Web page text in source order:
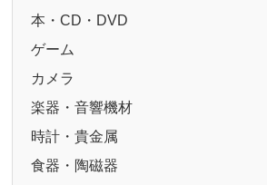
本・CD・DVD
ゲーム
カメラ
楽器・音響機材
時計・貴金属
食器・陶磁器